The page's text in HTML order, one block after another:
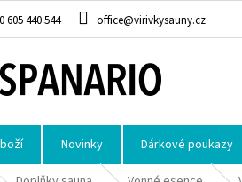
605 440 544 office@virivkysauny.cz
Novinky Dárkové poukazy